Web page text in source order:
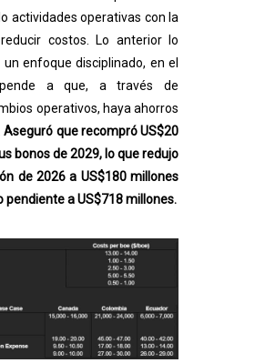
actividades operativas con la
costos. Lo anterior lo
enfoque disciplinado, en el
a que, a través de
operativos, haya ahorros
Aseguró que recompró US$20
bonos de 2029, lo que redujo
de 2026 a US$180 millones
pendiente a US$718 millones.